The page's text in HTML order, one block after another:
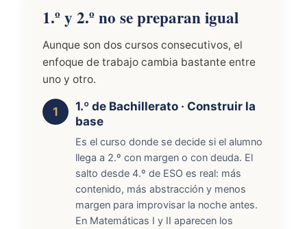
1.º y 2.º no se preparan igual
Aunque son dos cursos consecutivos, el
enfoque de trabajo cambia bastante entre
uno y otro.
1.º de Bachillerato · Construir la
base
Es el curso donde se decide si el alumno
llega a 2.º con margen o con deuda. El
salto desde 4.º de ESO es real: más
contenido, más abstracción y menos
margen para improvisar la noche antes.
En Matemáticas I y II aparecen los